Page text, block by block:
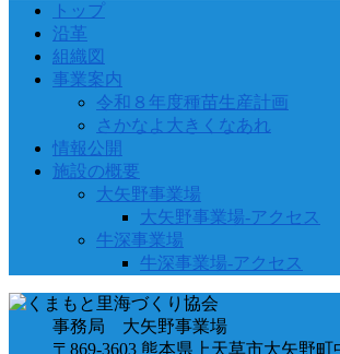
トップ
沿革
組織図
事業案内
令和８年度種苗生産計画
さかなよ大きくなあれ
情報公開
施設の概要
大矢野事業場
大矢野事業場-アクセス
牛深事業場
牛深事業場-アクセス
事務局 大矢野事業場
〒869-3603 熊本県上天草市大矢野町